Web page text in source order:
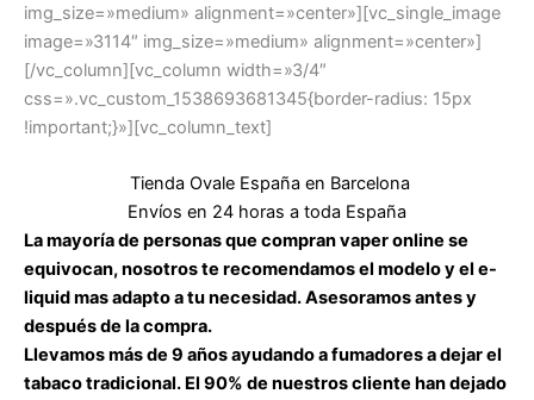
img_size=»medium» alignment=»center»][vc_single_image
image=»3114″ img_size=»medium» alignment=»center»]
[/vc_column][vc_column width=»3/4″
css=».vc_custom_1538693681345{border-radius: 15px
!important;}»][vc_column_text]
Tienda Ovale España en Barcelona
Envíos en 24 horas a toda España
La mayoría de personas que compran vaper online se
equivocan, nosotros te recomendamos el modelo y el e-
liquid mas adapto a tu necesidad. Asesoramos antes y
después de la compra.
Llevamos más de 9 años ayudando a fumadores a dejar el
tabaco tradicional. El 90% de nuestros cliente han dejado